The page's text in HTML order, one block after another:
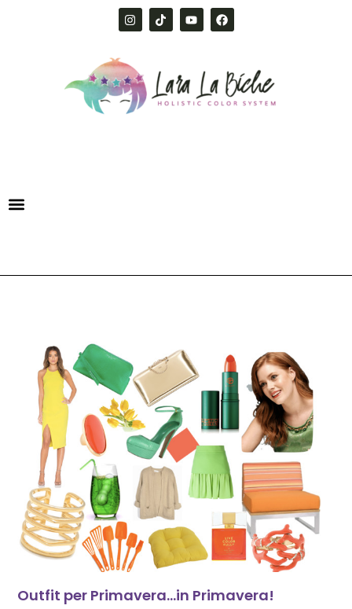
Outfit per Primavera…in Primavera!